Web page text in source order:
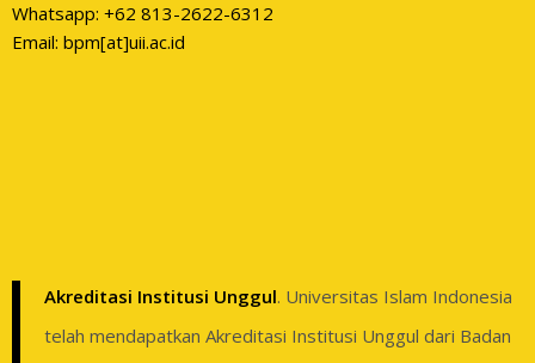
Whatsapp: +62 813-2622-6312
Email: bpm[at]uii.ac.id
Akreditasi Institusi Unggul. Universitas Islam Indonesia
telah mendapatkan Akreditasi Institusi Unggul dari Badan